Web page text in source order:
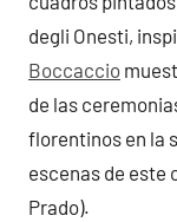
degli Onesti,
Boccaccio
de las
florentinos en la
escenas de este
Prado).